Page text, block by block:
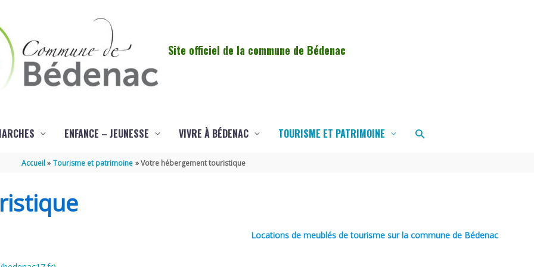
Site officiel de la commune de Bédenac
ENFANCE – JEUNESSE VIVRE À BÉDENAC TOURISME ET PATRIMOINE Rechercher
Accueil Tourisme et patrimoine Votre hébergement touristique
Locations de meublés de tourisme sur la commune de Bédenac